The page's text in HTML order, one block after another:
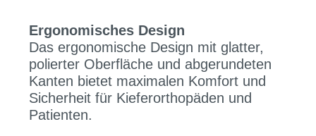
Ergonomisches Design
Das ergonomische Design mit glatter,
polierter Oberfläche und abgerundeten
Kanten bietet maximalen Komfort und
Sicherheit für Kieferorthopäden und
Patienten.